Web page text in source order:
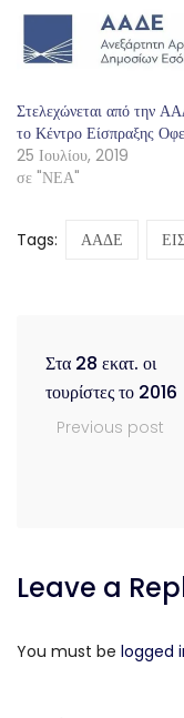
Στελεχώνεται από την
το Κέντρο Είσπραξης
25 Ιουλίου, 2019
σε "ΝΕΑ"
Tags: ΑΑΔΕ
Στα 28 εκατ. οι
τουρίστες το 2016
Previous post
Leave a
You must be logged